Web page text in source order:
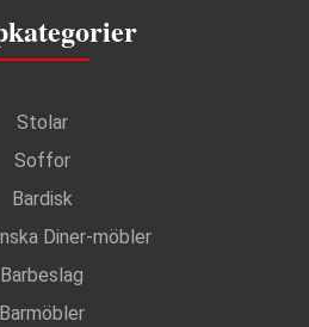
Stolar
Soffor
Bardisk
Diner-möbler
Barbeslag
Barmöbler